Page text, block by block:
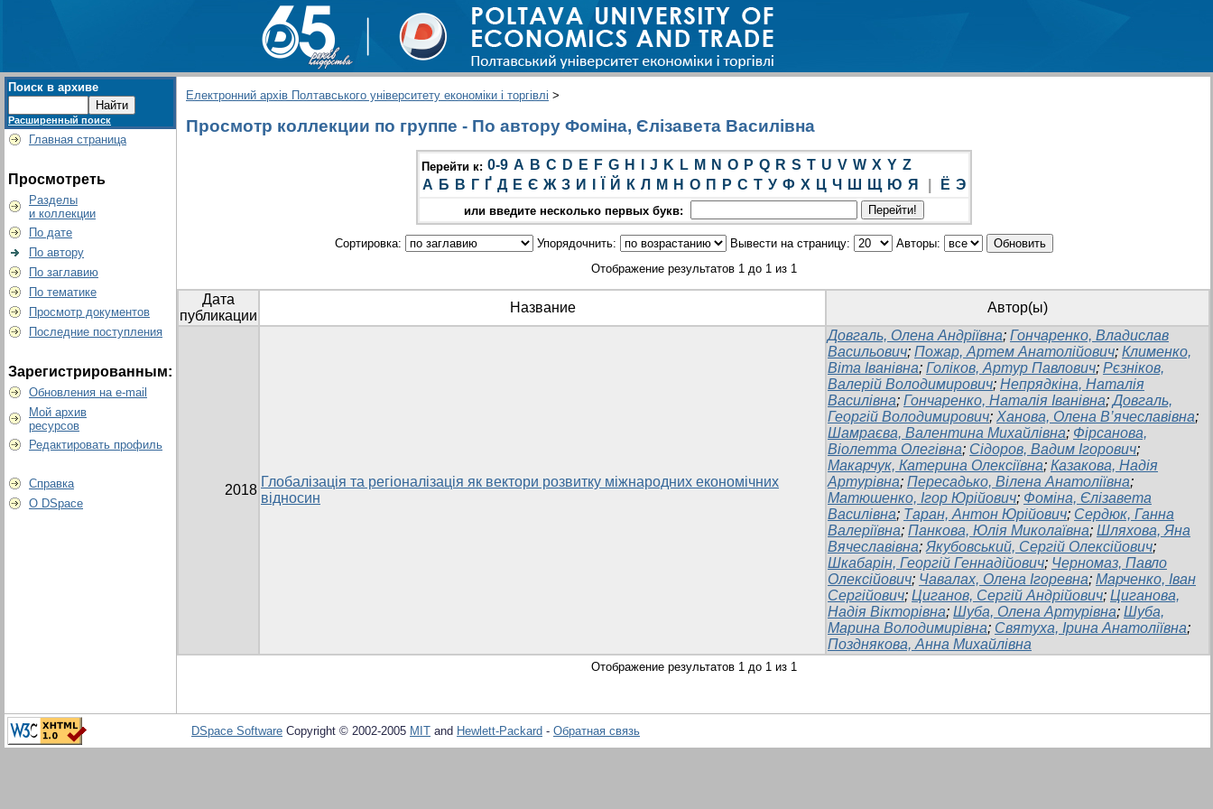
Поиск в архиве
Расширенный поиск
Главная страница
Просмотреть
Разделы
и коллекции
По дате
По автору
По заглавию
По тематике
Просмотр документов
Последние поступления
Зарегистрированным:
Обновления на e-mail
Мой архив
ресурсов
Редактировать профиль
Справка
О DSpace
Електронний архів Полтавського університету економіки і торгівлі >
Просмотр коллекции по группе - По автору Фоміна, Єлізавета Василівна
Перейти к: 0-9 A B C D E F G H J K L M N O P Q R S T U V W X Y Z
А Б В Г Ґ Д Е Є Ж З И Й К Л М Н О П Р С Т У Ф Х Ц Ч Ш Щ Ю Я Ё Э
или введите несколько первых букв:
Сортировка: Упорядочнить: Вывести на страницу:
Авторы:
Отображение результатов 1 до 1 из 1
Дата
публикации
Название Автор(ы)
2018
Глобалізація та регіоналізація як вектори розвитку міжнародних економічних
відносин
Довгаль, Олена Андріївна; Гончаренко, Владислав
Васильович; Пожар, Артем Анатолійович; Клименко,
Віта Іванівна; Голіков, Артур Павлович; Рєзніков,
Валерій Володимирович; Непрядкіна, Наталія
Василівна; Гончаренко, Наталія Іванівна;Довгаль,
Георгій Володимирович; Ханова, Олена В’ячеславівна;
Шамраєва, Валентина Михайлівна; Фірсанова,
Віолетта Олегівна; Сідоров, Вадим Ігорович;
Макарчук, Катерина Олексіївна; Казакова, Надія
Артурівна; Пересадько, Вілена Анатоліївна;
Матюшенко, Ігор Юрійович; Фоміна, Єлізавета
Василівна; Таран, Антон Юрійович; Сердюк, Ганна
Валеріївна; Панкова, Юлія Миколаївна; Шляхова, Яна
Вячеславівна; Якубовський, Сергій Олексійович;
Шкабарін, Георгій Геннадійович; Черномаз, Павло
Олексійович; Чавалах, Олена Ігоревна; Марченко, Іван
Сергійович; Циганов, Сергій Андрійович; Циганова,
Надія Вікторівна; Шуба, Олена Артурівна; Шуба,
Марина Володимирівна; Святуха, Ірина Анатоліївна;
Позднякова, Анна Михайлівна
Отображение результатов 1 до 1 из 1
DSpace Software Copyright © 2002-2005 MIT and Hewlett-Packard - Обратная связь